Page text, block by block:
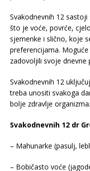
Svakodnevnih 12
što je voće, povrće,
sjemenke i slično, koje
preferencijama.
zadovoljili svoje dnevne
Svakodnevnih 12
treba unositi svakoga
bolje zdravlje organizma.
Svakodnevnih 12 dr
– Mahunarke (pasulj,
– Bobičasto voće